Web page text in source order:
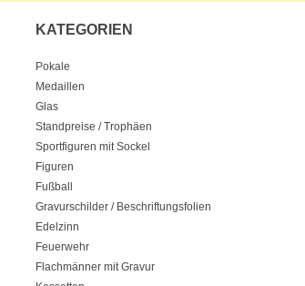
KATEGORIEN
Pokale
Medaillen
Glas
Standpreise / Trophäen
Sportfiguren mit Sockel
Figuren
Fußball
Gravurschilder / Beschriftungsfolien
Edelzinn
Feuerwehr
Flachmänner mit Gravur